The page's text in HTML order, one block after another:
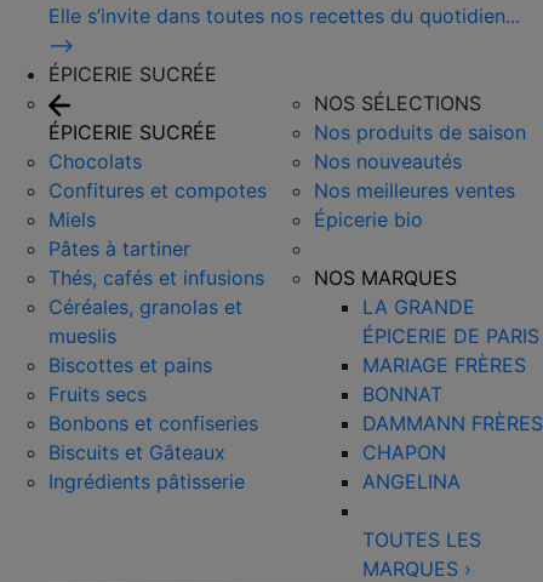
Elle s’invite dans toutes nos recettes du quotidien...
⟶
ÉPICERIE SUCRÉE
ÉPICERIE SUCRÉE
Chocolats
Confitures et compotes
Miels
Pâtes à tartiner
Thés, cafés et infusions
Céréales, granolas et
mueslis
Biscottes et pains
Fruits secs
Bonbons et confiseries
Biscuits et Gâteaux
Ingrédients pâtisserie
NOS SÉLECTIONS
Nos produits de saison
Nos nouveautés
Nos meilleures ventes
Épicerie bio
NOS MARQUES
LA GRANDE
ÉPICERIE DE PARIS
MARIAGE FRÈRES
BONNAT
DAMMANN FRÈRES
CHAPON
ANGELINA
TOUTES LES
MARQUES ›